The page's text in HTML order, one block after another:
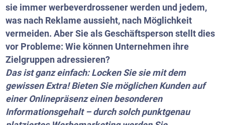
sie immer werbeverdrossener werden und jedem,
was nach Reklame aussieht, nach Möglichkeit
vermeiden. Aber Sie als Geschäftsperson stellt dies
vor Probleme: Wie können Unternehmen ihre
Zielgruppen adressieren?
Das ist ganz einfach: Locken Sie sie mit dem
gewissen Extra! Bieten Sie möglichen Kunden auf
einer Onlinepräsenz einen besonderen
Informationsgehalt – durch solch punktgenau